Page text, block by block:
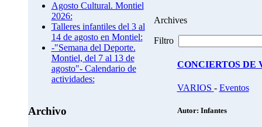
Agosto Cultural. Montiel
2026:
Talleres infantiles del 3 al
14 de agosto en Montiel:
-"Semana del Deporte.
Montiel, del 7 al 13 de
agosto"- Calendario de
actividades:
Archivo
Archives
Filtro
CONCIERTOS DE
VARIOS - Eventos
Autor: Infantes